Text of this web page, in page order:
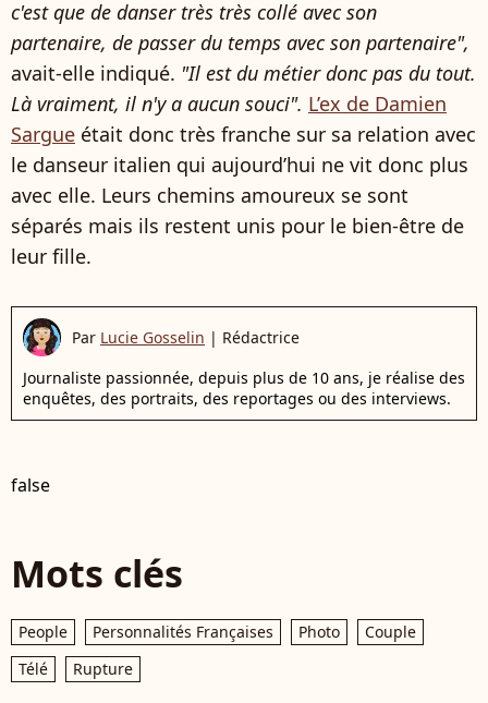
c'est que de danser très très collé avec son
partenaire, de passer du temps avec son partenaire",
avait-elle indiqué. "Il est du métier donc pas du tout.
Là vraiment, il n'y a aucun souci". L’ex de Damien
Sargue était donc très franche sur sa relation avec
le danseur italien qui aujourd’hui ne vit donc plus
avec elle. Leurs chemins amoureux se sont
séparés mais ils restent unis pour le bien-être de
leur fille.
Par Lucie Gosselin | Rédactrice
Journaliste passionnée, depuis plus de 10 ans, je réalise des
enquêtes, des portraits, des reportages ou des interviews.
false
Mots clés
People Personnalités Françaises Photo
Couple
Télé
Rupture